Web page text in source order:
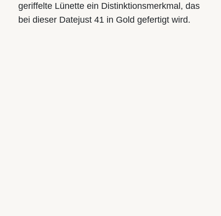
geriffelte Lünette ein Distinktions­merkmal, das
bei dieser Datejust 41 in Gold gefertigt wird.